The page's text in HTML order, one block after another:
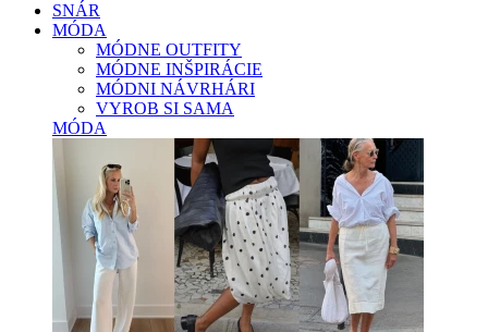
SNÁR
MÓDA
MÓDNE OUTFITY
MÓDNE INŠPIRÁCIE
MÓDNI NÁVRHÁRI
VYROB SI SAMA
MÓDA